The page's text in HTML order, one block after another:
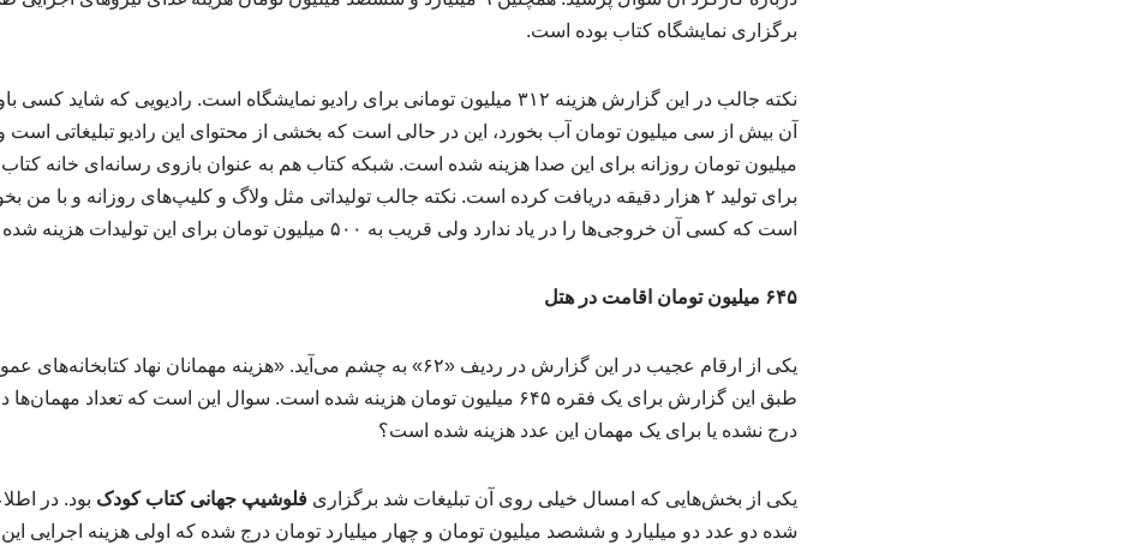
برگزاری نمایشگاه کتاب بوده است.
نکته جالب در این گزارش هزینه ۳۱۲ میلیون تومانی برای رادیو نمایشگاه است. رادیویی که شاید
برای تولید ۲ هزار دقیقه دریافت کرده است. نکته جالب تولیداتی مثل ولاگ و کلیپ‌های روزانه و با
است که کسی آن خروجی‌ها را در یاد ندارد ولی قریب به ۵۰۰ میلیون تومان برای این تولیدات هزینه شده است.
۶۴۵ میلیون تومان اقامت در هتل
یکی از ارقام عجیب در این گزارش در ردیف «۶۲» به چشم می‌آید. «هزینه مهمانان نهاد
طبق این گزارش برای یک فقره ۶۴۵ میلیون تومان هزینه شده است. سوال این است که تعداد
درج نشده یا برای یک مهمان این عدد هزینه شده است؟
یکی از بخش‌هایی که امسال خیلی روی آن تبلیغات شد برگزاریفلوشیپ جهانی کتاب کودک بود. در
شده دو عدد دو میلیارد و ششصد میلیون تومان و چهار میلیارد تومان درج شده که اولی هزینه اجرایی